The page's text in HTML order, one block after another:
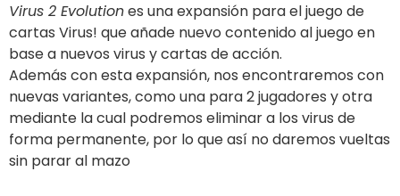
Virus 2 Evolutiones una expansión para el juego de
cartas Virus! que añade nuevo contenido al juego en
base a nuevos virus y cartas de acción.
Además con esta expansión, nos encontraremos con
nuevas variantes, como una para 2 jugadores y otra
mediante la cual podremos eliminar a los virus de
forma permanente, por lo que así no daremos vueltas
sin parar al mazo